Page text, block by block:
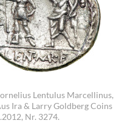
Lentulus Marcellinus,
Ira & Larry Goldberg Coins
Nr. 3274.